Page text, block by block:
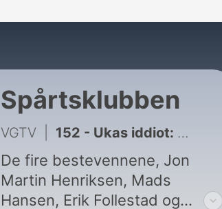
Spårtsklubben
VGTV 152 - Ukas iddiot: Vi kan anerkjenne f*tteskatt og 69 kroner
De fire bestevennene, Jon
Martin Henriksen, Mads
Hansen, Erik Follestad og